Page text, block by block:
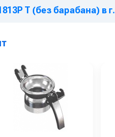
T (без барабана) в